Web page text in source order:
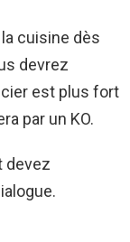
cuisine dès
devrez
est plus fort
par un KO.
devez